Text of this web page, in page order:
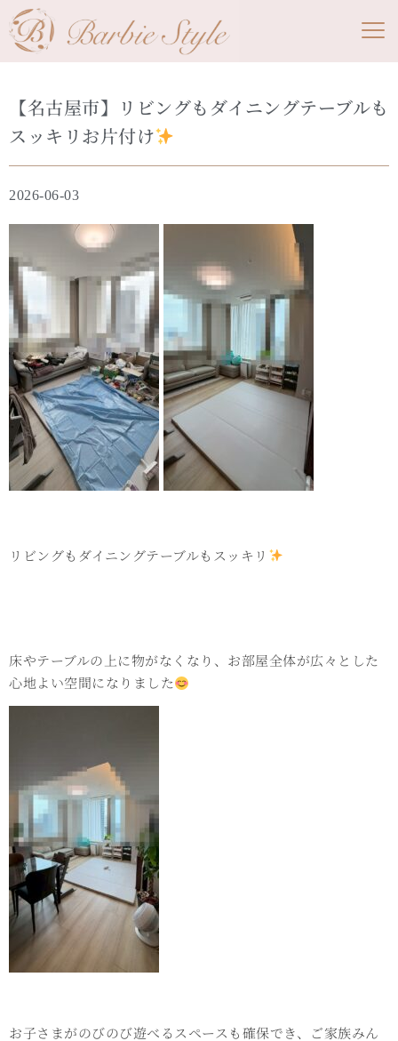
【名古屋市】リビングもダイニングテーブルも
スッキリお片付け
2026-06-03
リビングもダイニングテーブルもスッキリ
床やテーブルの上に物がなくなり、お部屋全体が広々とした
心地よい空間になりました
お子さまがのびのび遊べるスペースも確保でき、ご家族みん